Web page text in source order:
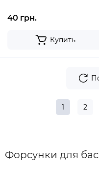
40 грн.
Купить
1 2
Форсунки для